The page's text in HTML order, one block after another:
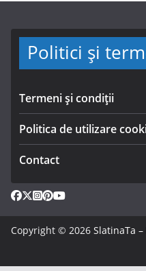
Politici și
Termeni și condiții
Politica de utilizare
Contact
Copyright © 2026 SlatinaTa